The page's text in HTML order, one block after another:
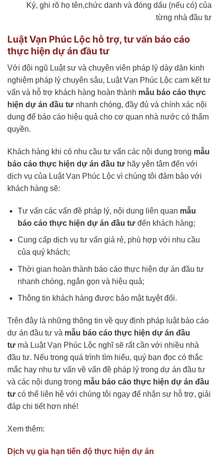
Ký, ghi rõ họ tên,chức danh và đóng dấu (nếu có) của
từng nhà đầu tư
Luật Vạn Phúc Lộc hỗ trợ, tư vấn báo cáo
thực hiện dự án đầu tư
Với đội ngũ Luật sư và chuyên viên pháp lý dày dặn kinh
nghiệm pháp lý chuyên sâu, Luật Vạn Phúc Lộc cam kết tư
vấn và hỗ trợ khách hàng hoàn thành mẫu báo cáo thực
hiện dự án đầu tư nhanh chóng, đầy đủ và chính xác nội
dung để báo cáo hiệu quả cho cơ quan nhà nước có thẩm
quyền.
Khách hàng khi có nhu cầu tư vấn các nội dung trong mẫu
báo cáo thực hiện dự án đầu tư hãy yên tâm đến với
dịch vụ của Luật Vạn Phúc Lộc vì chúng tôi đảm bảo với
khách hàng sẽ:
Tư vấn các vấn đề pháp lý, nội dung liên quan mẫu
báo cáo thực hiện dự án đầu tưđến khách hàng;
Cung cấp dịch vụ tư vấn giá rẻ, phù hợp với nhu cầu
của quý khách;
Thời gian hoàn thành báo cáo thực hiện dự án đầu tư
nhanh chóng, ngắn gọn và hiệu quả;
Thông tin khách hàng được bảo mật tuyệt đối.
Trên đây là những thông tin về quy định pháp luật báo cáo
dự án đầu tư và mẫu báo cáo thực hiện dự án đầu
tư mà Luật Vạn Phúc Lộc nghĩ sẽ rất cần với nhiều nhà
đầu tư. Nếu trong quá trình tìm hiểu, quý bạn đọc có thắc
mắc hay nhu tư vấn về vấn đề pháp lý trong dự án đầu tư
và các nội dung trong mẫu báo cáo thực hiện dự án đầu
tư có thể liên hệ với chúng tôi ngay để nhận sự hỗ trợ, giải
đáp chi tiết hơn nhé!
Xem thêm:
Dịch vụ gia hạn tiến độ thực hiện dự án